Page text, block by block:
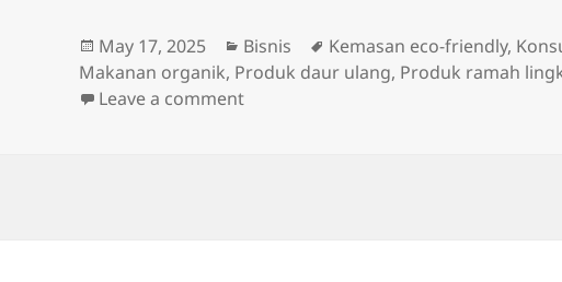
Posted
on
May 17, 2025 Categories
Bisnis Tags
Kemasan eco-friendly,
Makanan organik, Produk daur ulang, Produk ramah
Leave a commenton Kesadaran Konsumen Meningkat,